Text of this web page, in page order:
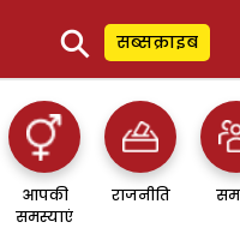
⚲ सब्सक्राइब
आपकी
समस्याएं
राजनीति